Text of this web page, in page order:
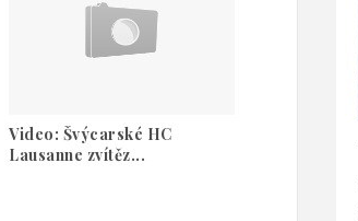
Video: Švýcarské HC
Lausanne zvítěz...